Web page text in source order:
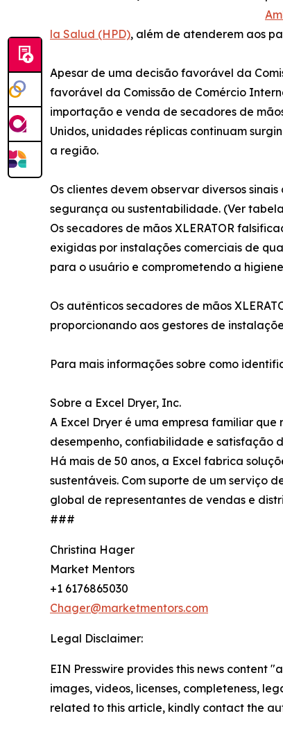
la Salud (HPD), além de atenderem aos
Apesar de uma decisão favorável da
favorável da Comissão de Comércio
importação e venda de secadores de
Unidos, unidades réplicas continuam
a região.
Os clientes devem observar diversos
segurança ou sustentabilidade. (Ver
Os secadores de mãos XLERATOR
exigidas por instalações comerciais de
para o usuário e comprometendo a
Os autênticos secadores de mãos
proporcionando aos gestores de
Para mais informações sobre como
Sobre a Excel Dryer, Inc.
A Excel Dryer é uma empresa familiar que
desempenho, confiabilidade e satisfação
Há mais de 50 anos, a Excel fabrica
sustentáveis. Com suporte de um serviço
global de representantes de vendas e
###
Christina Hager
Market Mentors
+1 6176865030
Chager@marketmentors.com
Legal Disclaimer:
EIN Presswire provides this news content
images, videos, licenses, completeness,
related to this article, kindly contact the